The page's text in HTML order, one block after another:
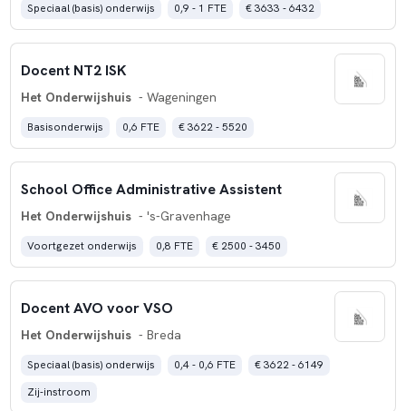
Speciaal (basis) onderwijs 0,9 - 1 FTE € 3633 - 6432
Docent NT2 ISK
Het Onderwijshuis - Wageningen
Basisonderwijs 0,6 FTE € 3622 - 5520
School Office Administrative Assistent
Het Onderwijshuis - 's-Gravenhage
Voortgezet onderwijs 0,8 FTE € 2500 - 3450
Docent AVO voor VSO
Het Onderwijshuis - Breda
Speciaal (basis) onderwijs 0,4 - 0,6 FTE
€ 3622 - 6149
Zij-instroom